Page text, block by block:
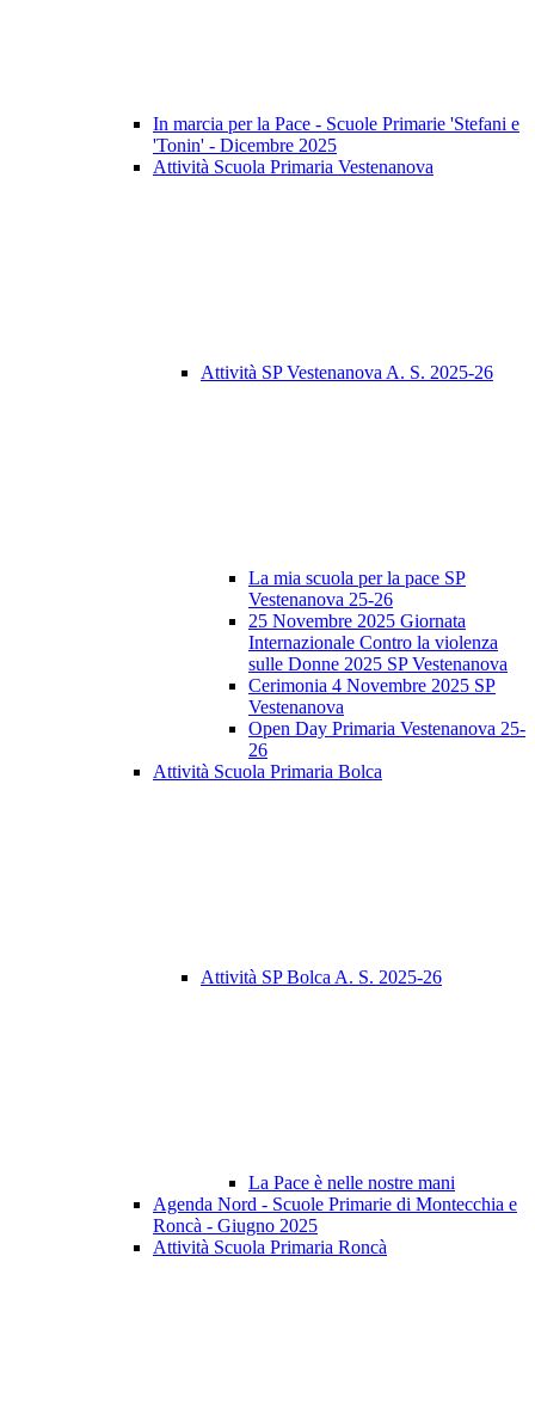
In marcia per la Pace - Scuole Primarie 'Stefani e
'Tonin' - Dicembre 2025
Attività Scuola Primaria Vestenanova
Attività SP Vestenanova A. S. 2025-26
La mia scuola per la pace SP
Vestenanova 25-26
25 Novembre 2025 Giornata
Internazionale Contro la violenza
sulle Donne 2025 SP Vestenanova
Cerimonia 4 Novembre 2025 SP
Vestenanova
Open Day Primaria Vestenanova 25-
26
Attività Scuola Primaria Bolca
Attività SP Bolca A. S. 2025-26
La Pace è nelle nostre mani
Agenda Nord - Scuole Primarie di Montecchia e
Roncà - Giugno 2025
Attività Scuola Primaria Roncà